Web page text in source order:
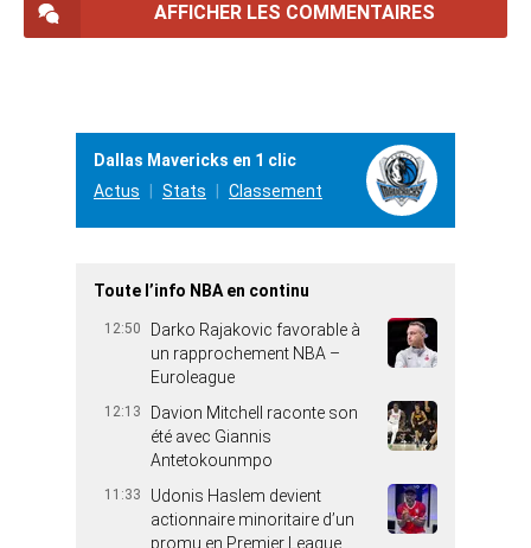
AFFICHER LES COMMENTAIRES
Dallas Mavericks en 1 clic
Actus
Stats Classement
Toute l’info NBA en continu
12:50
Darko Rajakovic favorable à
un rapprochement NBA –
Euroleague
12:13
Davion Mitchell raconte son
été avec Giannis
Antetokounmpo
11:33
Udonis Haslem devient
actionnaire minoritaire d’un
promu en Premier League